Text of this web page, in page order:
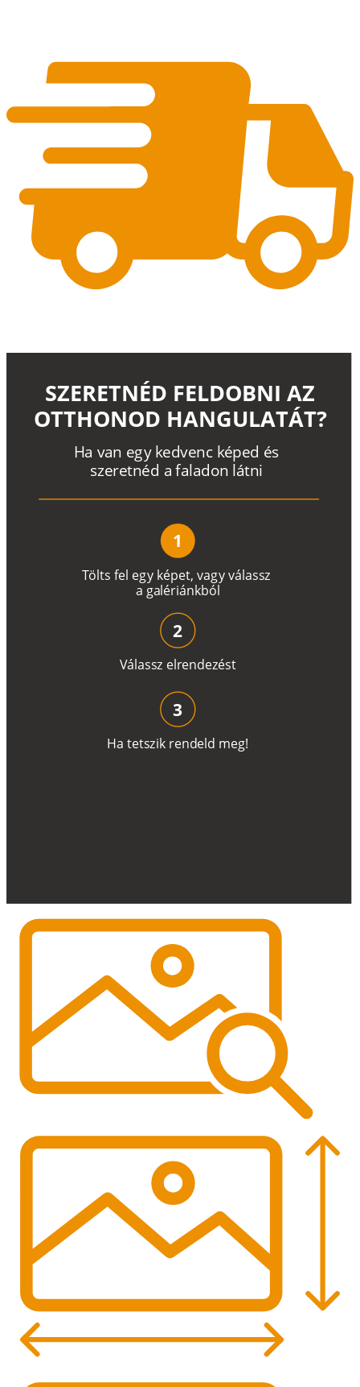
Tölts fel egy képet, vagyválassz
a galériánkból
Ha van egy kedvenc képed és
szeretnéd a faladon látni
SZERETNÉD FELDOBNI AZ
OTTHONOD HANGULATÁT?
1
Válassz elrendezést
2
Ha tetszik rendeld meg!
3